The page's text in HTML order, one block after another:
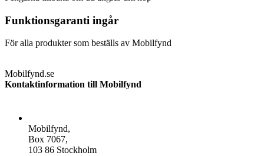
Funktionsgaranti ingår
För alla produkter som beställs av Mobilfynd
Mobilfynd.se
Kontaktinformation till Mobilfynd
Mobilfynd,
Box 7067,
103 86 Stockholm